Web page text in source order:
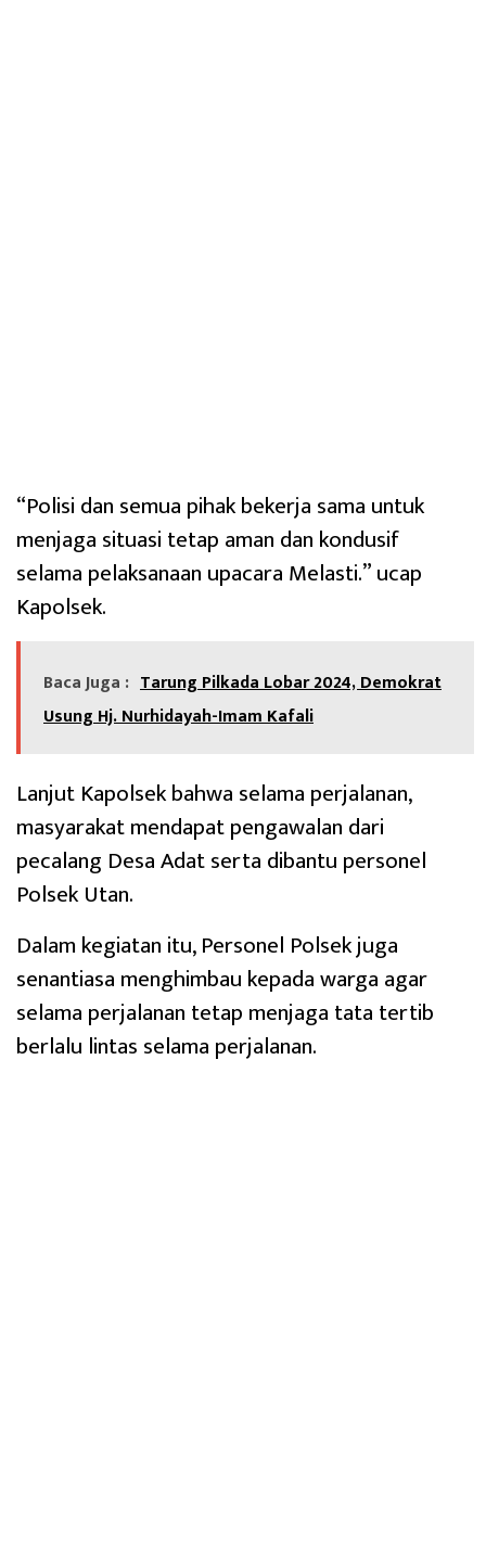
“Polisi dan semua pihak bekerja sama untuk
menjaga situasi tetap aman dan kondusif
selama pelaksanaan upacara Melasti.” ucap
Kapolsek.
Baca Juga : Tarung Pilkada Lobar 2024, Demokrat
Usung Hj. Nurhidayah-Imam Kafali
Lanjut Kapolsek bahwa selama perjalanan,
masyarakat mendapat pengawalan dari
pecalang Desa Adat serta dibantu personel
Polsek Utan.
Dalam kegiatan itu, Personel Polsek juga
senantiasa menghimbau kepada warga agar
selama perjalanan tetap menjaga tata tertib
berlalu lintas selama perjalanan.